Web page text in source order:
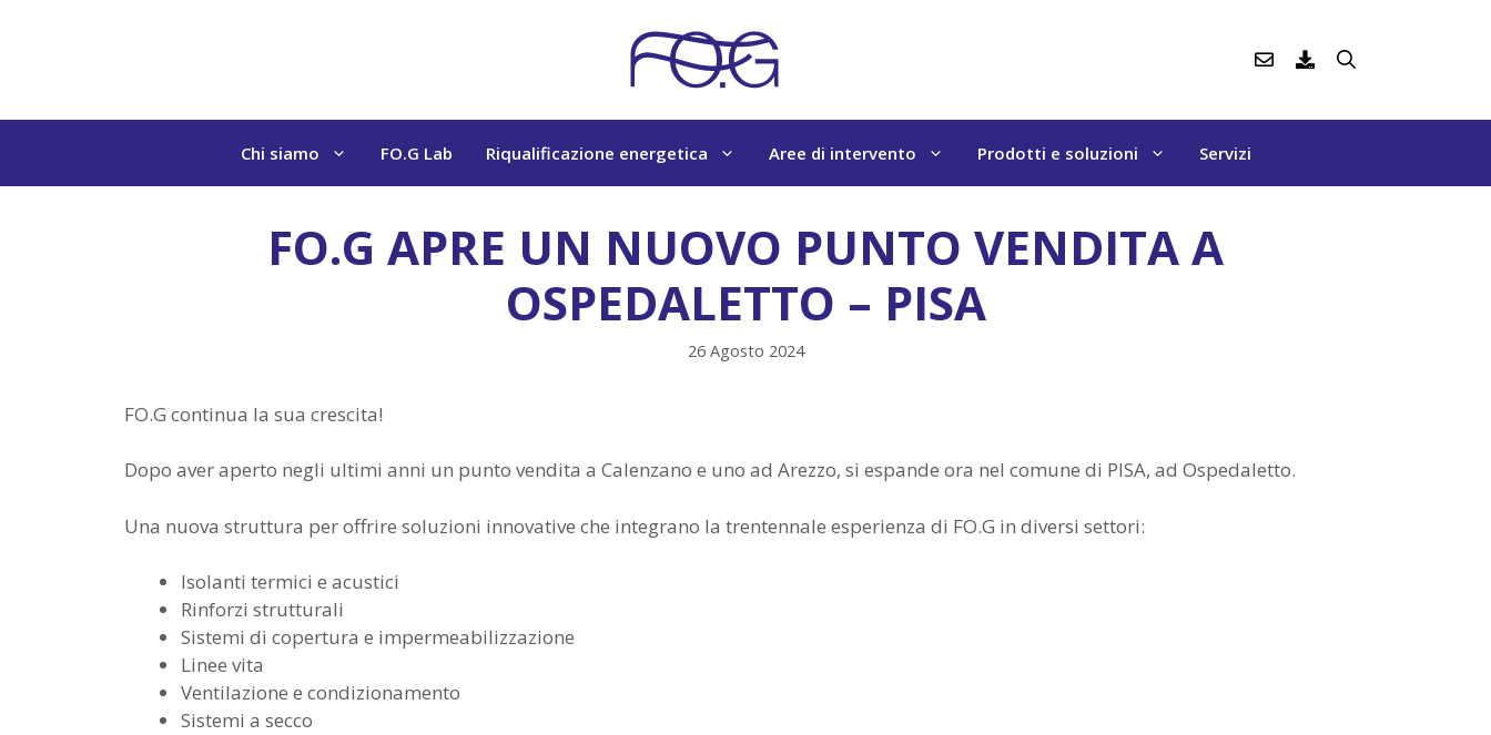
Chi siamo FO.G Lab Riqualificazione energetica Aree di intervento Prodotti e soluzioni Servizi
FO.G APRE UN NUOVO PUNTO VENDITA A
OSPEDALETTO – PISA
26 Agosto 2024
FO.G continua la sua crescita!
Dopo aver aperto negli ultimi anni un punto vendita a Calenzano e uno ad Arezzo, si espande ora nel comune di PISA, ad Ospedaletto.
Una nuova struttura per offrire soluzioni innovative che integrano la trentennale esperienza di FO.G in diversi settori:
Isolanti termici e acustici
Rinforzi strutturali
Sistemi di copertura e impermeabilizzazione
Linee vita
Ventilazione e condizionamento
Sistemi a secco